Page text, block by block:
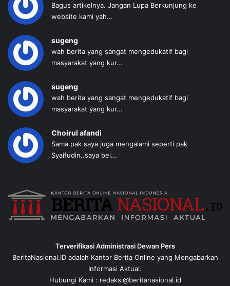
Bagus artikelnya. Jangan Lupa Berkunjung ke
website kami yah...
sugeng
wah berita yang sangat mengedukatif bagi
masyarakat yang kur...
sugeng
wah berita yang sangat mengedukatif bagi
masyarakat yang kur...
Choirul afandi
Sama pak saya juga mengalami seperti pak
Syaifudin..saya bel...
Terverifikasi Administrasi Dewan Pers
BeritaNasional.ID adalah Kantor Berita Online yang Mengabarkan
Informasi Aktual.
Hubungi Kami : redaksi@beritanasional.id